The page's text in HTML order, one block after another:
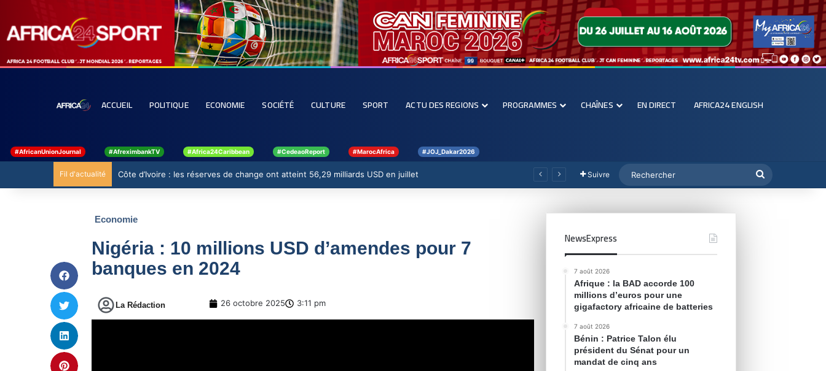
ACCUEIL POLITIQUE ECONOMIE SOCIÉTÉ CULTURE SPORT ACTU DES REGIONS PROGRAMMES CHAÎNES EN DIRECT AFRICA24 ENGLISH
#AfricanUnionJournal #AfreximbankTV #Africa24Caribbean #CedeaoReport #MarocAfrica #JOJ_Dakar2026
Fil d'actualité Côte d’Ivoire : les réserves de change ont atteint 56,29 milliards USD en juillet Suivre
Economie
Nigéria : 10 millions USD d’amendes pour 7
banques en 2024
La Rédaction 26 octobre 2025 3:11 pm
NewsExpress
7 août 2026
Afrique : la BAD accorde 100
millions d’euros pour une
gigafactory africaine de batteries
7 août 2026
Bénin : Patrice Talon élu
président du Sénat pour un
mandat de cinq ans